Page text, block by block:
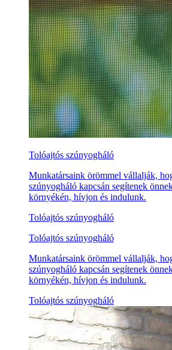
Tolóajtós szúnyogháló
Munkatársaink örömmel vállalják,
szúnyogháló kapcsán segítenek
környékén, hívjon és indulunk.
Tolóajtós szúnyogháló
Tolóajtós szúnyogháló
Munkatársaink örömmel vállalják,
szúnyogháló kapcsán segítenek
környékén, hívjon és indulunk.
Tolóajtós szúnyogháló